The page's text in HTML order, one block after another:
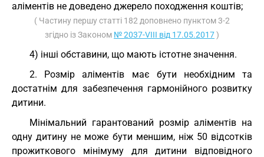
аліментів не доведено джерело походження коштів;
( Частину першу статті 182 доповнено пунктом 3-2
згідно із Законом № 2037-VIII від 17.05.2017)
4) інші обставини, що мають істотне значення.
2. Розмір аліментів має бути необхідним та
достатнім для забезпечення гармонійного розвитку
дитини.
Мінімальний гарантований розмір аліментів на
одну дитину не може бути меншим, ніж 50 відсотків
прожиткового мінімуму для дитини відповідного